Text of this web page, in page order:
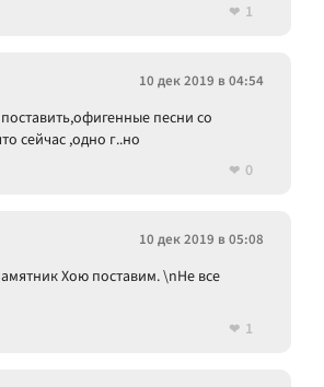
1
10 дек 2019 в 04:54
песни со
сейчас ,одно г..но
0
10 дек 2019 в 05:08
Хою поставим. \nНе все
1